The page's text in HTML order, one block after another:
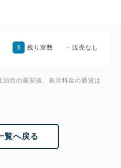
5 残り室数 販売なし
目の最安値。表示料金の通貨は
覧へ戻る